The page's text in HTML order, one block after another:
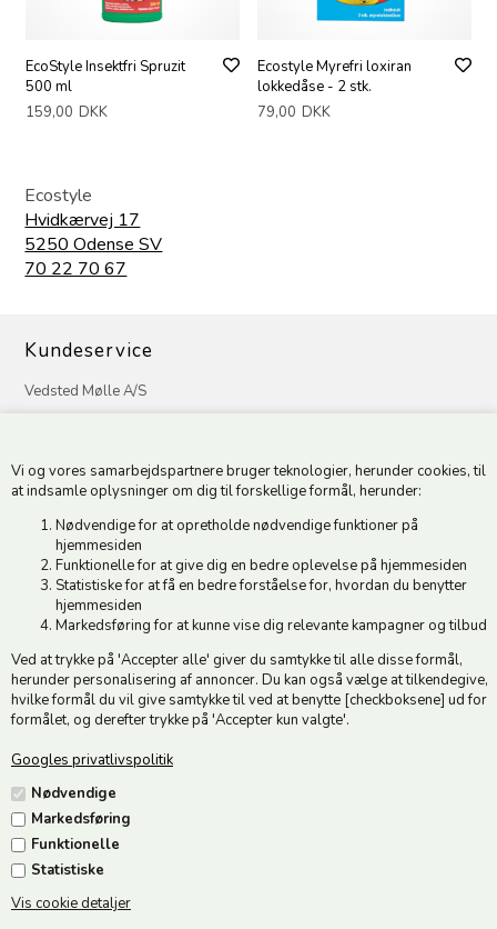
Vi og vores samarbejdspartnere bruger teknologier, herunder cookies, til
at indsamle oplysninger om dig til forskellige formål, herunder:
Nødvendige for at opretholde nødvendige funktioner på
hjemmesiden
Funktionelle for at give dig en bedre oplevelse på hjemmesiden
Statistiske for at få en bedre forståelse for, hvordan du benytter
hjemmesiden
Markedsføring for at kunne vise dig relevante kampagner og tilbud
Ved at trykke på 'Accepter alle' giver du samtykke til alle disse formål,
herunder personalisering af annoncer. Du kan også vælge at tilkendegive,
hvilke formål du vil give samtykke til ved at benytte [checkboksene] ud for
formålet, og derefter trykke på 'Accepter kun valgte'.
Googles privatlivspolitik
Nødvendige
Markedsføring
Funktionelle
Statistiske
Vis cookie detaljer
EcoStyle Insektfri Spruzit
500 ml
159,00 DKK
Ecostyle Myrefri loxiran
lokkedåse - 2 stk.
79,00 DKK
Ecostyle
Hvidkærvej 17
5250 Odense SV
70 22 70 67
Kundeservice
Vedsted Mølle A/S
CVR 49879415 Mailvedstedmoelle@post.tele.dk
Åbningstider: Man-Fre 9.00-17.00 | Middagslukket 12.00-12.30 |
Lørdag 9.00-12.00
Hold dig opdateret
Tilmeld dig vores nyhedsbrev og modtag gode tilbud :)
Jeg accepterer vilkårene
Følg os